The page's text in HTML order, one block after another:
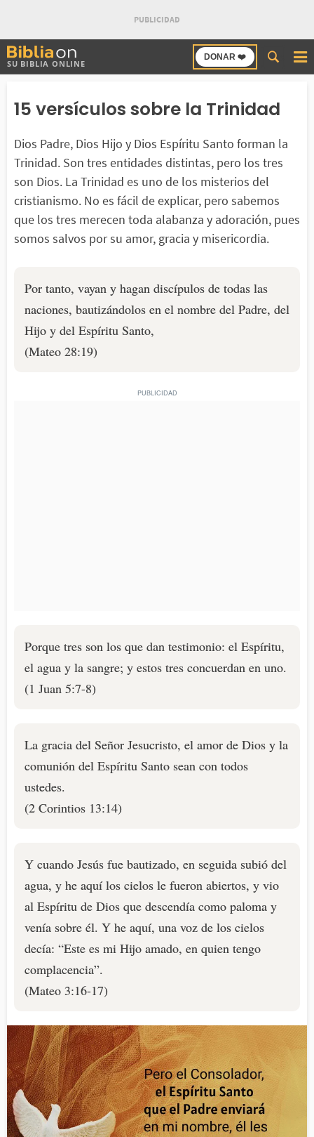
SU BIBLIA ONLINE
DONAR ❤️
Buscar
en
15 versículos sobre la Trinidad
Dios Padre, Dios Hijo y Dios Espíritu Santo forman la
Trinidad. Son tres entidades distintas, pero los tres
son Dios. La Trinidad es uno de los misterios del
cristianismo. No es fácil de explicar, pero sabemos
que los tres merecen toda alabanza y adoración, pues
somos salvos por su amor, gracia y misericordia.
Por tanto, vayan y hagan discípulos de todas las
naciones, bautizándolos en el nombre del Padre, del
Hijo y del Espíritu Santo,
(Mateo 28:19)
Porque tres son los que dan testimonio: el Espíritu,
el agua y la sangre; y estos tres concuerdan en uno.
(1 Juan 5:7-8)
La gracia del Señor Jesucristo, el amor de Dios y la
comunión del Espíritu Santo sean con todos
ustedes.
(2 Corintios 13:14)
Y cuando Jesús fue bautizado, en seguida subió del
agua, y he aquí los cielos le fueron abiertos, y vio
al Espíritu de Dios que descendía como paloma y
venía sobre él. Y he aquí, una voz de los cielos
decía: “Este es mi Hijo amado, en quien tengo
complacencia”.
(Mateo 3:16-17)